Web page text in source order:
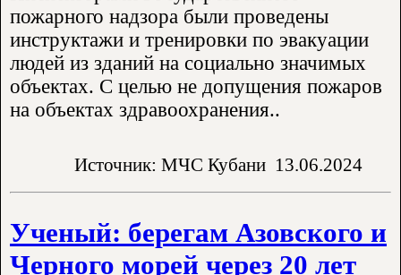
пожарного надзора были проведены
инструктажи и тренировки по эвакуации
людей из зданий на социально значимых
объектах. С целью не допущения пожаров
на объектах здравоохранения..
Источник: МЧС Кубани 13.06.2024
Ученый: берегам Азовского и
Черного морей через 20 лет